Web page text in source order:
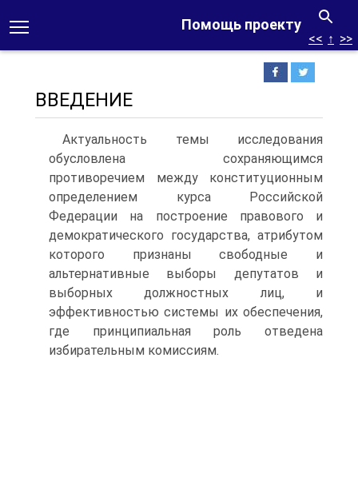
Помощь проекту
<< ↑ >>
ВВЕДЕНИЕ
Актуальность темы исследования
обусловлена сохраняющимся
противоречием между конституционным
определением курса Российской
Федерации на построение правового и
демократического государства, атрибутом
которого признаны свободные и
альтернативные выборы депутатов и
выборных должностных лиц, и
эффективностью системы их обеспечения,
где принципиальная роль отведена
избирательным комиссиям.